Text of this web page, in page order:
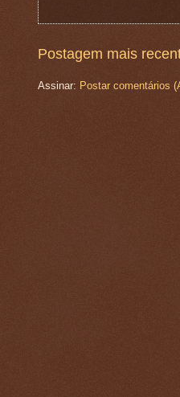
Postagem mais
Assinar: Postar comentários